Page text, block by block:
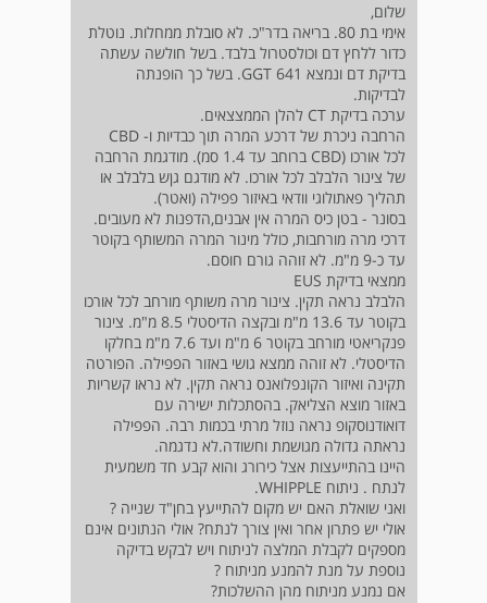
שלום,
אימי בת 80. בריאה בדר"כ. לא סובלת ממחלות. נוטלת
כדור ללחץ דם וכולסטרול בלבד. בשל חולשה עשתה
בדיקת דם ונמצא GGT 641. בשל כך הופנתה
לבדיקות.
ערכה בדיקת CT להלן הממצצאים.
הרחבה ניכרת של דרכע המרה תוך כבדיות ו- CBD
לכל אורכו (CBD ברוחב עד 1.4 סמ). מודגמת הרחבה
של צינור הלבלב לכל אורכו. לא מודגם גןש בלבלב או
תהליך פאתולוגי וודאי באיזור פפילה (ואטר).
בסונר - בטן כיס המרה אין אבנים,הדפנות לא מעובים.
דרכי מרה מורחבות, כולל מינור המרה המשותף בקוטר
עד כ-9 מ"מ. לא זוהה גורם חוסם.
ממצאי בדיקת EUS
הלבלב נראה תקין. צינור מרה משותף מורחב לכל אורכו
בקוטר עד 13.6 מ"מ ובקצה הדיסטלי 8.5 מ"מ. צינור
פנקריאטי מורחב בקוטר 6 מ"מ ועד 7.6 מ"מ בחלקו
הדיסטלי. לא זוהה ממצא גושי באזור הפפילה. הפורטה
תקינה ואיזור הקונפלואנס נראה תקין. לא נראו קשריות
באזור מוצא הצליאק. בהסתכלות ישירה עם
דואודנוסקופ נראה נוזל מרתי בכמות רבה. הפפילה
נראתה גדולה מגושמת וחשודה.לא נדגמה.
היינו בהתייעצות אצל כירורג והוא קבע חד משמעית
לנתח . ניתוח WHIPPLE.
ואני שואלת האם יש מקום להתייעץ בחן"ד שנייה ?
אולי יש פתרון אחר ואין צורך לנתח? אולי הנתונים אינם
מספקים לקבלת המלצה לניתוח ויש לבקש בדיקה
נוספת על מנת להמנע מניתוח ?
אם נמנע מניתוח מהן ההשלכות?